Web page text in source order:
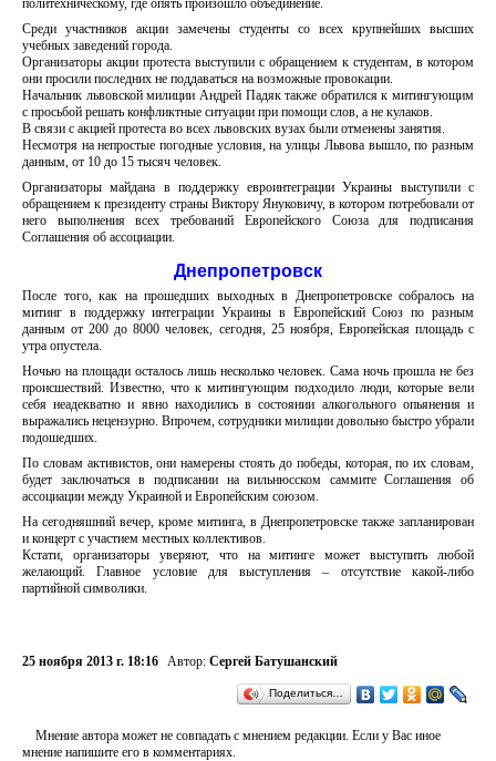
политехническому, где опять произошло объединение.
Среди участников акции замечены студенты со всех крупнейших высших
учебных заведений города.
Организаторы акции протеста выступили с обращением к студентам, в котором
они просили последних не поддаваться на возможные провокации.
Начальник львовской милиции Андрей Падяк также обратился к митингующим
с просьбой решать конфликтные ситуации при помощи слов, а не кулаков.
В связи с акцией протеста во всех львовских вузах были отменены занятия.
Несмотря на непростые погодные условия, на улицы Львова вышло, по разным
данным, от 10 до 15 тысяч человек.
Организаторы майдана в поддержку евроинтеграции Украины выступили с
обращением к президенту страны Виктору Януковичу, в котором потребовали от
него выполнения всех требований Европейского Союза для подписания
Соглашения об ассоциации.
Днепропетровск
После того, как на прошедших выходных в Днепропетровске собралось на
митинг в поддержку интеграции Украины в Европейский Союз по разным
данным от 200 до 8000 человек, сегодня, 25 ноября, Европейская площадь с
утра опустела.
Ночью на площади осталось лишь несколько человек. Сама ночь прошла не без
происшествий. Известно, что к митингующим подходило люди, которые вели
себя неадекватно и явно находились в состоянии алкогольного опьянения и
выражались нецензурно. Впрочем, сотрудники милиции довольно быстро убрали
подошедших.
По словам активистов, они намерены стоять до победы, которая, по их словам,
будет заключаться в подписании на вильнюсском саммите Соглашения об
ассоциации между Украиной и Европейским союзом.
На сегодняшний вечер, кроме митинга, в Днепропетровске также запланирован
и концерт с участием местных коллективов.
Кстати, организаторы уверяют, что на митинге может выступить любой
желающий. Главное условие для выступления – отсутствие какой-либо
партийной символики.
25 ноября 2013 г. 18:16 Автор: Сергей Батушанский
Поделиться…
Мнение автора может не совпадать с мнением редакции. Если у Вас иное
мнение напишите его в комментариях.